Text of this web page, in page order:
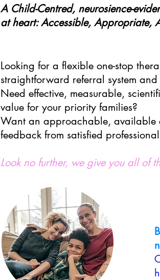
A Child-Centred, neurosience-
at heart: Accessible,
Looking for a flexible one-stop
straightforward referral system
Need effective, measurable,
value for your priority families?
Want an approachable, available
feedback from satisfied
Look no further, we give you all of